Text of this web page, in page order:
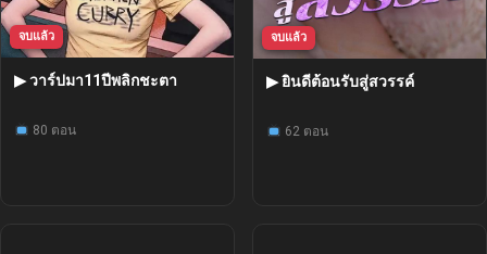
จบแล้ว
▶ วาร์ปมา11ปีพลิกชะตา
80 ตอน
จบแล้ว
▶ ยินดีต้อนรับสู่สวรรค์
62 ตอน